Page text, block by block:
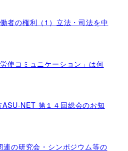
者の権利（1）立法・司法を中
使コミュニケーション」は何
NET 第１４回総会のお知
の研究会・シンポジウム等の